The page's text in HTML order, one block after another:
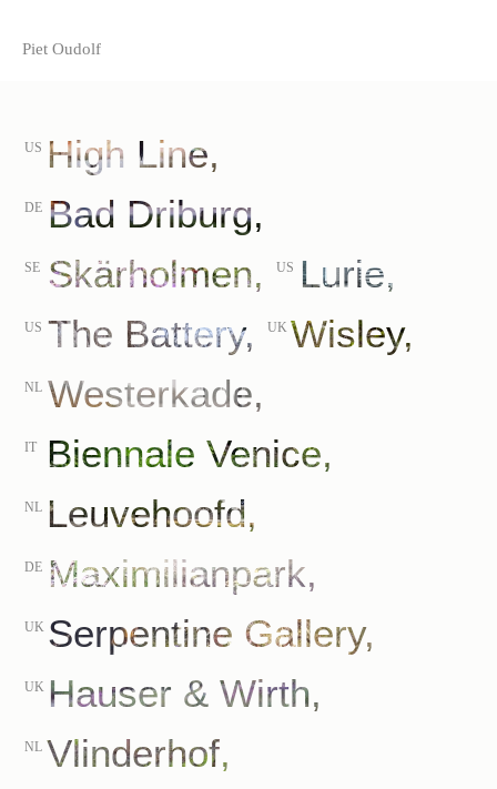
Piet Oudolf
US High Line,
DE Bad Driburg,
SE Skärholmen, US Lurie,
US The Battery, UK Wisley,
NL Westerkade,
IT Biennale Venice,
NL Leuvehoofd,
DE Maximilianpark,
UK Serpentine Gallery,
UK Hauser & Wirth,
NL Vlinderhof,